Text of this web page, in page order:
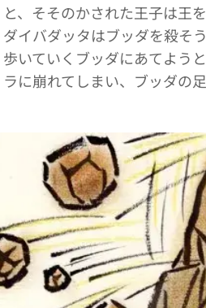
と、そそのかされた王子は王
ダイバダッタはブッダを殺そう
歩いていくブッダにあてよう
ラに崩れてしまい、ブッダの